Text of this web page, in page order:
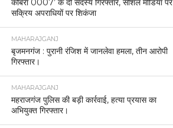
कोबरा 0007’ के दो सदस्य गिरफ्तार, सोशल मीडिया पर
सक्रिय अपराधियों पर शिकंजा
MAHARAJGANJ
बृजमनगंज : पुरानी रंजिश में जानलेवा हमला, तीन आरोपी
गिरफ्तार।
MAHARAJGANJ
महराजगंज पुलिस की बड़ी कार्रवाई, हत्या प्रयास का
अभियुक्त गिरफ्तार।